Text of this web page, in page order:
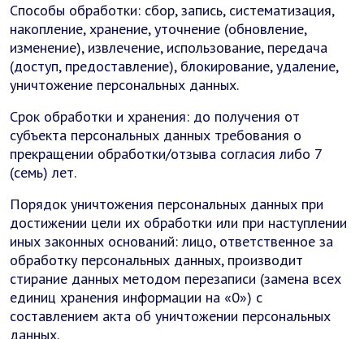
Способы обработки: сбор, запись, систематизация,
накопление, хранение, уточнение (обновление,
изменение), извлечение, использование, передача
(доступ, предоставление), блокирование, удаление,
уничтожение персональных данных.
Срок обработки и хранения: до получения от
субъекта персональных данных требования о
прекращении обработки/отзыва согласия либо 7
(семь) лет.
Порядок уничтожения персональных данных при
достижении цели их обработки или при наступлении
иных законных оснований: лицо, ответственное за
обработку персональных данных, производит
стирание данных методом перезаписи (замена всех
единиц хранения информации на «0») с
составлением акта об уничтожении персональных
данных.